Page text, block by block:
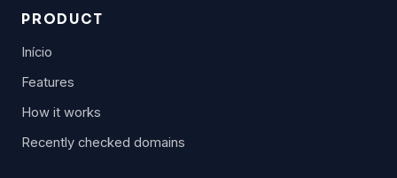
PRODUCT
Início
Features
How it works
Recently checked domains